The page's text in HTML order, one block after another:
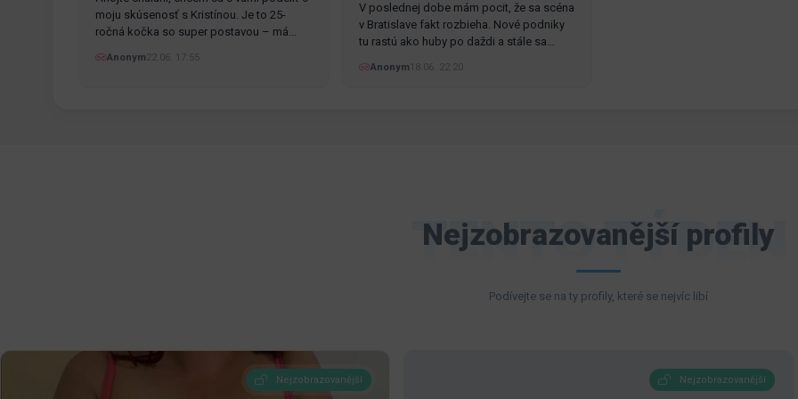
moju skúsenosť s Kristínou. Je to 25-
ročná kočka so super postavou – má
Anonym22.06. 17:55
V poslednej dobe mám pocit, že sa scéna
v Bratislave fakt rozbieha. Nové podniky
tu rastú ako huby po daždi a stále sa…
Anonym 18.06. 22:20
Nejzobrazovanější profily
TENTO TÝDEN
Podívejte se na ty profily, které se nejvíc libí
Nejzobrazovanější Nejzobrazovanější